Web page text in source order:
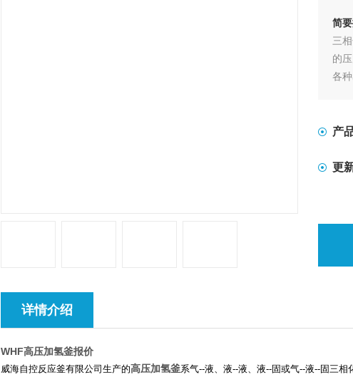
简
三
的
各
产
更
详情介绍
WHF高压加氢釜报价
威海自控反应釜有限公司生产的高压加氢釜系气--液、液--液、液--固或气--液--固三相